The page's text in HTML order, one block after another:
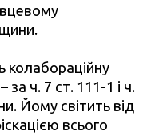
колабораційну
за ч. 7 ст. 111-1 і ч.
Йому світить від
всього